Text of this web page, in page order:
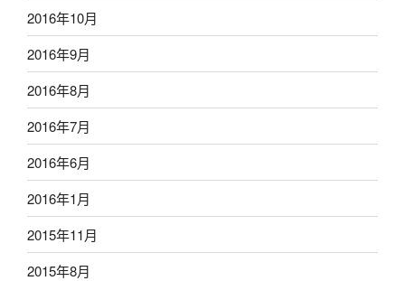
2016年10月
2016年9月
2016年8月
2016年7月
2016年6月
2016年1月
2015年11月
2015年8月